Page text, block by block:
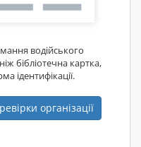
водійського
бібліотечна картка,
ідентифікації.
організації